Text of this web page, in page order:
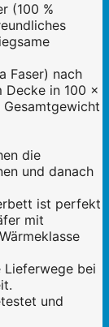
(100 %
Faser) nach
Decke in 100 x
die
und danach
ist perfekt
mit
Lieferwege bei
und